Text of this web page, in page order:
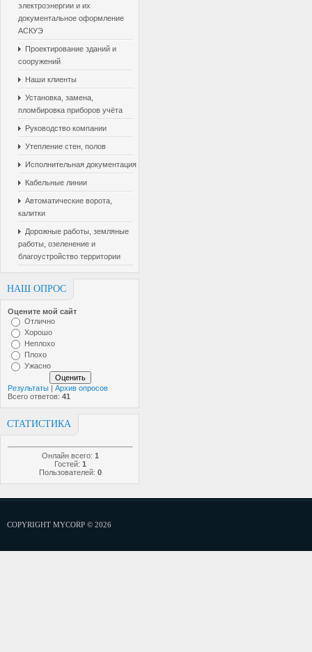
электроэнергии и их
документальное оформление
АСКУЭ
Проектирование зданий и
сооружений
Наши клиенты
Установка, замена,
пломбировка приборов учёта
Руководство компании
Утепление стен, полов
Исполнительная документация
Кабельные линии
Автоматические ворота,
калитки
Дорожные работы, земляные
работы, озеленение и
благоустройство территории
НАШ ОПРОС
Оцените мой сайт
Отлично
Хорошо
Неплохо
Плохо
Ужасно
Результаты | Архив опросов
Всего ответов: 41
СТАТИСТИКА
Онлайн всего: 1
Гостей: 1
Пользователей: 0
COPYRIGHT MYCORP © 2026